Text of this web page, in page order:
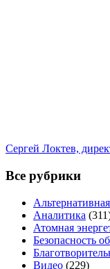
Сергей Локтев,
Все рубрики
Аналитика
Атомная
Безопасность
Видео (229)